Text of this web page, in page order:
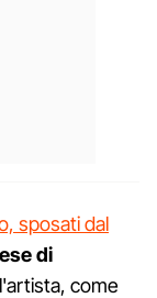
sposati dal
di
come